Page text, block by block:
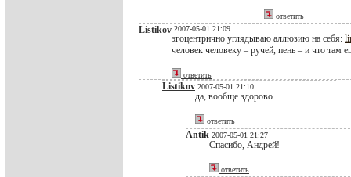
ответить
Listikov 2007-05-01 21:09
эгоцентрично углядываю аллюзию на себя:
человек человеку – ручей, пень – и что там
ответить
Listikov 2007-05-01 21:10
да, вообще здорово.
ответить
Antik 2007-05-01 21:27
Спасибо, Андрей!
ответить